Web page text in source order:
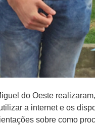
do Oeste
a internet e os
sobre como